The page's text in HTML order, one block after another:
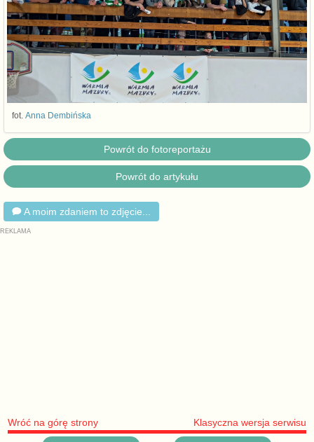
fot. Anna Dembińska
Powrót do fotoreportażu
Powrót do artykułu
A moim zdaniem to zdjęcie...
Wróć na górę strony Klasyczna wersja serwisu